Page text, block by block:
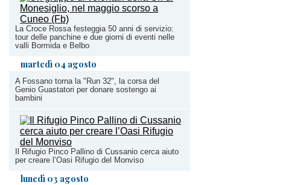
La Croce Rossa festeggia 50 anni di servizio:
tour delle panchine e due giorni di eventi nelle
valli Bormida e Belbo
martedì 04 agosto
A Fossano torna la "Run 32", la corsa del
Genio Guastatori per donare sostengo ai
bambini
Il Rifugio Pinco Pallino di Cussanio cerca aiuto
per creare l’Oasi Rifugio del Monviso
lunedì 03 agosto